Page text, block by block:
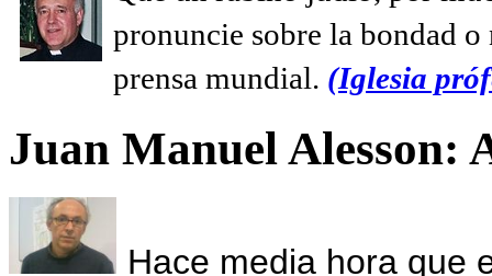
pronuncie sobre la bondad
prensa mundial. (Iglesia
Juan Manuel Alesson:
Hace media hora que